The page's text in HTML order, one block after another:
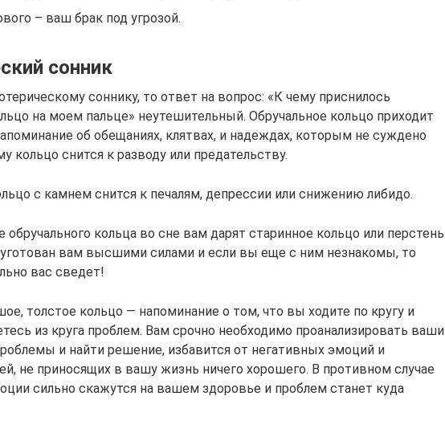
– ваш брак под угрозой.
сонник
соннику, то ответ на вопрос: «К чему приснилось
на моем пальце» неутешительный. Обручальное кольцо приходит
об обещаниях, клятвах, и надеждах, которым не суждено
кольцо снится к разводу или предательству.
с камнем снится к печалям, депрессии или снижению либидо.
обручального кольца во сне вам дарят старинное кольцо или перстень
вам высшими силами и если вы еще с ним незнакомы, то
вас сведет!
толстое кольцо — напоминание о том, что вы ходите по кругу и
из круга проблем. Вам срочно необходимо проанализировать ваши
и найти решение, избавится от негативных эмоций и
не приносящих в вашу жизнь ничего хорошего. В противном случае
сильно скажутся на вашем здоровье и проблем станет куда